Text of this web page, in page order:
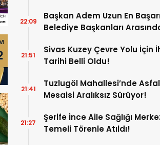
Başkan Adem Uzun En
Belediye Başkanları
22:09
Sivas Kuzey Çevre Yolu İçin
Tarihi Belli Oldu!
21:51
Tuzlugöl Mahallesi’nde
Mesaisi Aralıksız Sürüyor!
21:41
Şerife İnce Aile Sağlığı
Temeli Törenle Atıldı!
21:27